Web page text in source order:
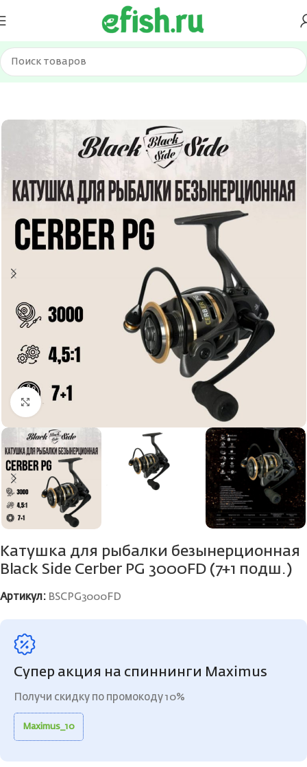
Главная Катушки Спиннинг
Нажмите, чтобы увеличить
Катушка для рыбалки безынерционная
Black Side Cerber PG 3000FD (7+1 подш.)
Артикул: BSCPG3000FD
Супер акция на спиннинги Maximus
Получи скидку по промокоду 10%
Maximus_10